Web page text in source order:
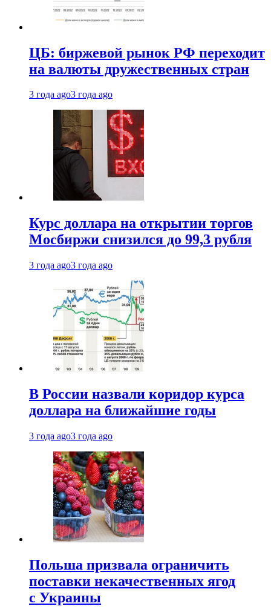
ЦБ: биржевой рынок РФ переходит
на валюты дружественных стран
3 года ago3 года ago
Курс доллара на открытии торгов
Мосбиржи снизился до 99,3 рубля
3 года ago3 года ago
В России назвали коридор курса
доллара на ближайшие годы
3 года ago3 года ago
Польша призвала ограничить
поставки некачественных ягод
с Украины